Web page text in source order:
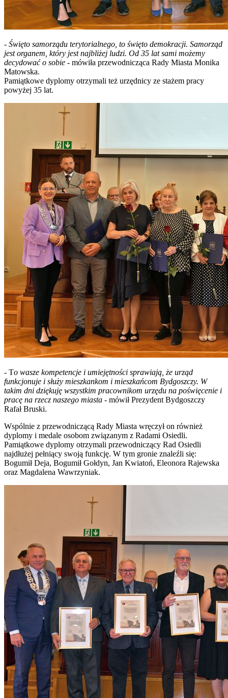
- Święto samorządu terytorialnego, to święto demokracji. Samorząd
jest organem, który jest najbliżej ludzi. Od 35 lat sami możemy
decydować o sobie - mówiła przewodnicząca Rady Miasta Monika
Matowska.
Pamiątkowe dyplomy otrzymali też urzędnicy ze stażem pracy
powyżej 35 lat.
- To wasze kompetencje i umiejętności sprawiają, że urząd
funkcjonuje i służy mieszkankom i mieszkańcom Bydgoszczy. W
takim dni dziękuję wszystkim pracownikom urzędu na poświęcenie i
pracę na rzecz naszego miasta - mówił Prezydent Bydgoszczy
Rafał Bruski.
Wspólnie z przewodniczącą Rady Miasta wręczył on również
dyplomy i medale osobom związanym z Radami Osiedli.
Pamiątkowe dyplomy otrzymali przewodniczący Rad Osiedli
najdłużej pełniący swoją funkcję. W tym gronie znaleźli się:
Bogumił Deja, Bogumił Gołdyn, Jan Kwiatoń, Eleonora Rajewska
oraz Magdalena Wawrzyniak.